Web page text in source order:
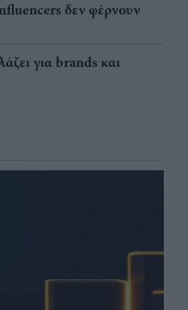
δεν φέρνουν
για brands και